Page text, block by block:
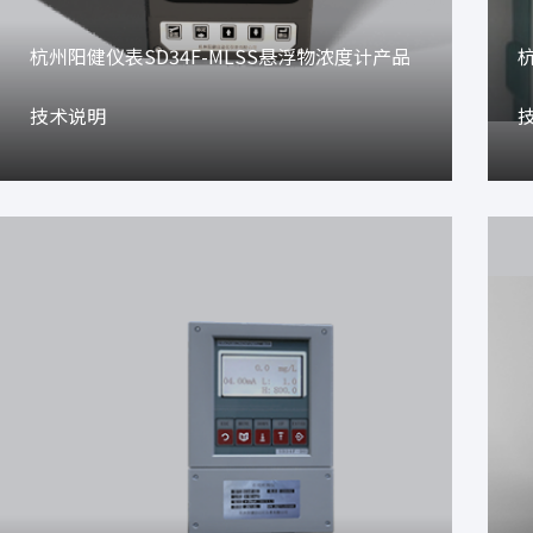
杭州阳健仪表SD34F-MLSS悬浮物浓度计产品
技术说明